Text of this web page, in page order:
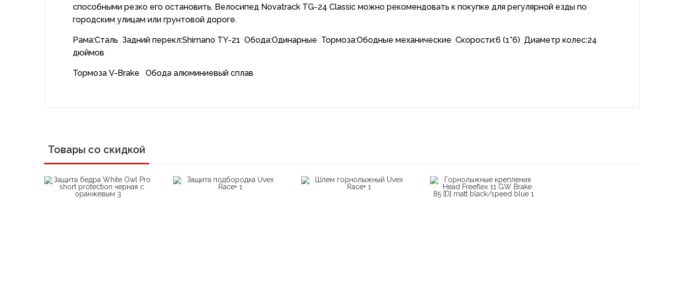
способными резко его остановить. Велосипед Novatrack TG-24 Classic можно рекомендовать к покупке для регулярной езды по
городским улицам или грунтовой дороге.
Рама:Сталь Задний перекл:Shimano TY-21 Обода:Одинарные Тормоза:Ободные механические Скорости:6 (1*6) Диаметр колес:24
дюймов
Тормоза V-Brake Обода алюминиевый сплав
Товары со скидкой